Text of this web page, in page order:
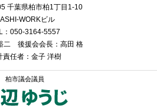
千葉県柏市柏1丁目1-10
WORKビル
：050-3164-5557
二 後援会会長：高田 格
責任者：金子 洋樹
柏市議会議員